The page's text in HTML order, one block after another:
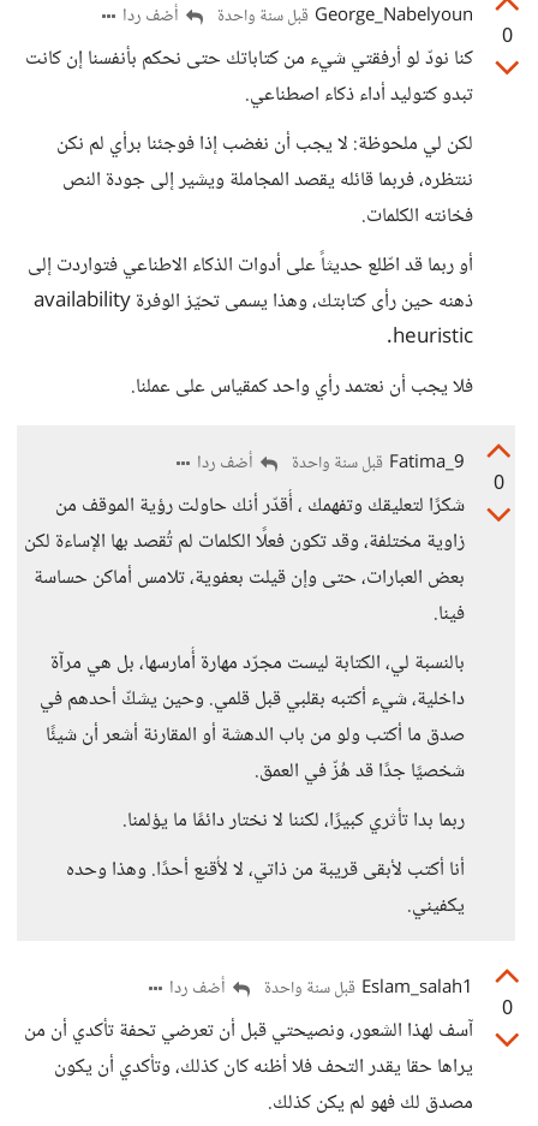
0
George_Nabelyoun قبل سنة واحدة أضف ردا
كنا نودّ لو أرفقتي شيء من كتاباتك حتى نحكم بأنفسنا إن كانت
تبدو كتوليد أداء ذكاء اصطناعي.
لكن لي ملحوظة: لا يجب أن نغضب إذا فوجئنا برأي لم نكن
ننتظره، فربما قائله يقصد المجاملة ويشير إلى جودة النص
فخانته الكلمات.
أو ربما قد اطّلع حديثاً على أدوات الذكاء الاطناعي فتواردت إلى
ذهنه حين رأى كتابتك، وهذا يسمى تحيّز الوفرة availability
heuristic.
فلا يجب أن نعتمد رأي واحد كمقياس على عملنا.
0
Fatima_9 قبل سنة واحدة أضف ردا
شكرًا لتعليقك وتفهمك ، أُقدّر أنك حاولت رؤية الموقف من
زاوية مختلفة، وقد تكون فعلًا الكلمات لم تُقصد بها الإساءة لكن
بعض العبارات، حتى وإن قيلت بعفوية، تلامس أماكن حساسة
فينا.
بالنسبة لي، الكتابة ليست مجرّد مهارة أُمارسها، بل هي مرآة
داخلية، شيء أكتبه بقلبي قبل قلمي. وحين يشكّ أحدهم في
صدق ما أكتب ولو من باب الدهشة أو المقارنة أشعر أن شيئًا
شخصيًا جدًا قد هُزّ في العمق.
ربما بدا تأثري كبيرًا، لكننا لا نختار دائمًا ما يؤلمنا.
أنا أكتب لأبقى قريبة من ذاتي، لا لأُقنع أحدًا. وهذا وحده
يكفيني.
0
Eslam_salah1 قبل سنة واحدة أضف ردا
آسف لهذا الشعور، ونصيحتي قبل أن تعرضي تحفة تأكدي أن من
يراها حقا يقدر التحف فلا أظنه كان كذلك، وتأكدي أن يكون
مصدق لك فهو لم يكن كذلك.